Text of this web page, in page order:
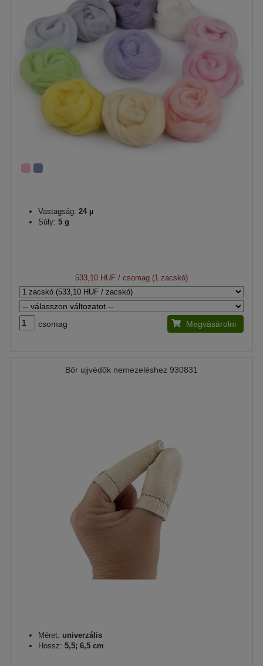
Vastagság: 24 µ
Súly: 5 g
533,10 HUF / csomag (1 zacskó)
csomag Megvásárolni
Bőr ujjvédők nemezeléshez 930831
Méret: univerzális
Hossz: 5,5; 6,5 cm